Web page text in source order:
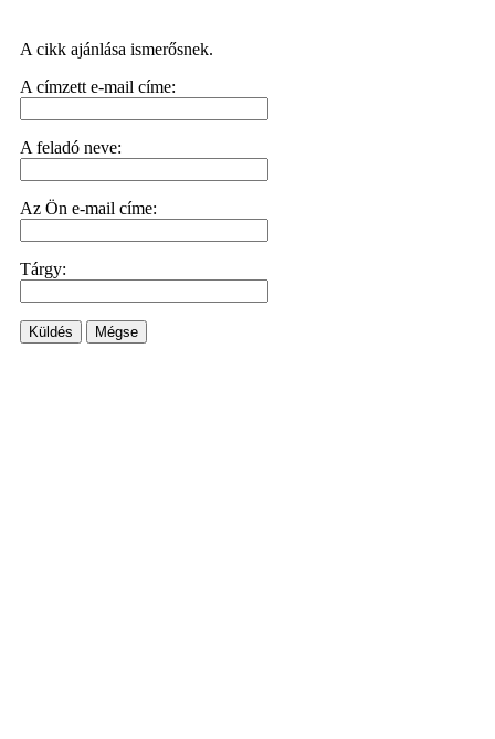
A cikk ajánlása ismerősnek.
A címzett e-mail címe:
A feladó neve:
Az Ön e-mail címe:
Tárgy:
Küldés Mégse